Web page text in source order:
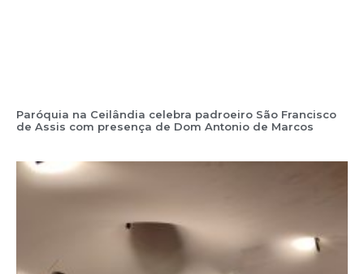
Paróquia na Ceilândia celebra padroeiro São Francisco
de Assis com presença de Dom Antonio de Marcos